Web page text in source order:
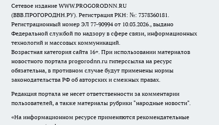
Сетевое издание WWW.PROGORODNN.RU
(ВВВ.ПРОГОРОДНН.РУ). Регистрация РКН: №: 7378360181.
Регистрационный номер ЭЛ 77-90994 от 10.03.2026., выдано
Федеральной службой по надзору в сфере связи, информационных
технологий и массовых коммуникаций.
Возрастная категория сайта 16+. При использовании материалов
новостного портала progorodnn.ru гиперссылка на ресурс
обязательна, в противном случае будут применены нормы
законодательства РФ об авторских и смежных правах.
Редакция портала не несет ответственности за комментарии
пользователей, а также материалы рубрики "народные новости".
«На информационном ресурсе применяются рекомендательные